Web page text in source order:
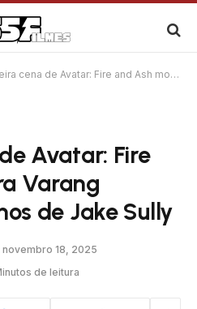
de Avatar: Fire and Ash mostra Varang caçando os filhos de Jake Sully
Avatar: Fire
Varang
de Jake Sully
novembro 18, 2025
de leitura